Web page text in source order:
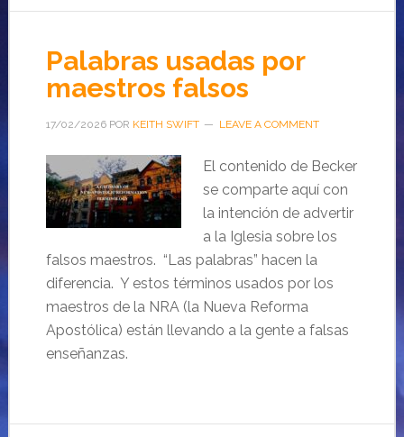
Palabras usadas por
maestros falsos
17/02/2026POR KEITH SWIFT LEAVE A COMMENT
El contenido de Becker
se comparte aquí con
la intención de advertir
a la Iglesia sobre los
falsos maestros. “Las palabras” hacen la
diferencia. Y estos términos usados por los
maestros de la NRA (la Nueva Reforma
Apostólica) están llevando a la gente a falsas
enseñanzas.